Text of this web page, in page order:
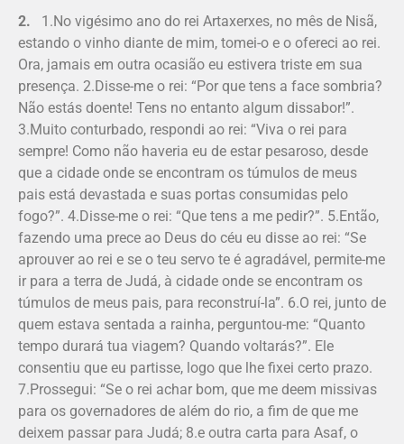
2. 1.No vigésimo ano do rei Artaxerxes, no mês de Nisã,
estando o vinho diante de mim, tomei-o e o ofereci ao rei.
Ora, jamais em outra ocasião eu estivera triste em sua
presença. 2.Disse-me o rei: “Por que tens a face sombria?
Não estás doente! Tens no entanto algum dissabor!”.
3.Muito conturbado, respondi ao rei: “Viva o rei para
sempre! Como não haveria eu de estar pesaroso, desde
que a cidade onde se encontram os túmulos de meus
pais está devastada e suas portas con­sumidas pelo
fogo?”. 4.Disse-me o rei: “Que tens a me pedir?”. 5.Então,
fazendo uma prece ao Deus do céu eu disse ao rei: “Se
aprouver ao rei e se o teu servo te é agradável, permite-me
ir para a terra de Judá, à cidade onde se encontram os
túmulos de meus pais, para reconstruí-la”. 6.O rei, junto de
quem estava sentada a rainha, perguntou-me: “Quanto
tempo durará tua viagem? Quando voltarás?”. Ele
consentiu que eu partisse, logo que lhe fixei certo prazo.
7.Prossegui: “Se o rei achar bom, que me deem missivas
para os governadores de além do rio, a fim de que me
deixem passar para Judá; 8.e outra carta para Asaf, o